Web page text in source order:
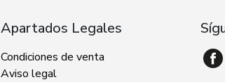
Apartados Legales
Condiciones de venta
Aviso legal